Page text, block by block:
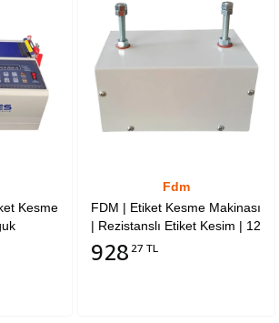
Kesme
Fdm
FDM | Etiket Kesme Makinası
| Rezistanslı Etiket Kesim | 12
Cm Kesim Alanı | Kotil
928 27 TL